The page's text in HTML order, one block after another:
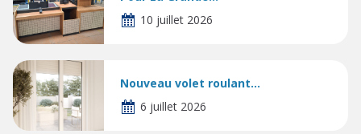
10 juillet 2026
Nouveau volet roulant...
6 juillet 2026